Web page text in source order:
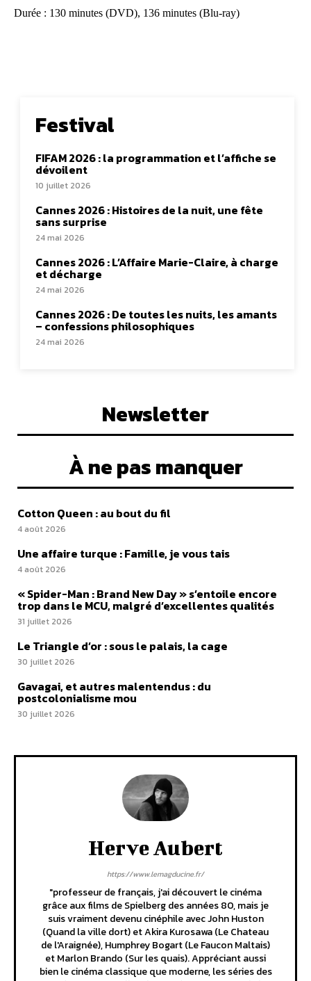
Durée : 130 minutes (DVD), 136 minutes (Blu-ray)
Festival
FIFAM 2026 : la programmation et l’affiche se
dévoilent
10 juillet 2026
Cannes 2026 : Histoires de la nuit, une fête
sans surprise
24 mai 2026
Cannes 2026 : L’Affaire Marie-Claire, à charge
et décharge
24 mai 2026
Cannes 2026 : De toutes les nuits, les amants
– confessions philosophiques
24 mai 2026
Newsletter
À ne pas manquer
Cotton Queen : au bout du fil
4 août 2026
Une affaire turque : Famille, je vous tais
4 août 2026
« Spider-Man : Brand New Day » s’entoile encore
trop dans le MCU, malgré d’excellentes qualités
31 juillet 2026
Le Triangle d’or : sous le palais, la cage
30 juillet 2026
Gavagai, et autres malentendus : du
postcolonialisme mou
30 juillet 2026
Herve Aubert
https://www.lemagducine.fr/
"professeur de français, j'ai découvert le cinéma
grâce aux films de Spielberg des années 80, mais je
suis vraiment devenu cinéphile avec John Huston
(Quand la ville dort) et Akira Kurosawa (Le Chateau
de l'Araignée), Humphrey Bogart (Le Faucon Maltais)
et Marlon Brando (Sur les quais). Appréciant aussi
bien le cinéma classique que moderne, les séries des